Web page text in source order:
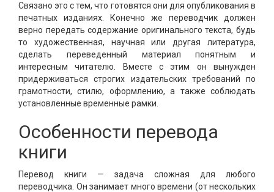
Связано это с тем, что готовятся они для опубликования в
печатных изданиях. Конечно же переводчик должен
верно передать содержание оригинального текста, будь
то художественная, научная или другая литература,
сделать переведенный материал понятным и
интересным читателю. Вместе с этим он вынужден
придерживаться строгих издательских требований по
грамотности, стилю, оформлению, а также соблюдать
установленные временные рамки.
Особенности перевода
книги
Перевод книги — задача сложная для любого
переводчика. Он занимает много времени (от нескольких